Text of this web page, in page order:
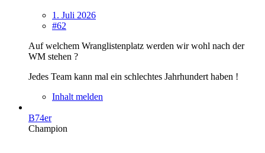
1. Juli 2026
#62
Auf welchem Wranglistenplatz werden wir wohl nach der
WM stehen ?
Jedes Team kann mal ein schlechtes Jahrhundert haben !
Inhalt melden
B74er
Champion